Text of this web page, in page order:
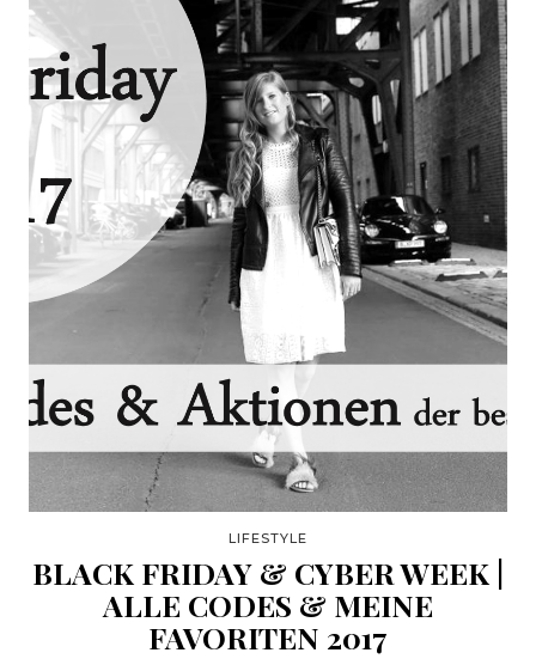
LIFESTYLE
BLACK FRIDAY & CYBER WEEK |
ALLE CODES & MEINE
FAVORITEN 2017